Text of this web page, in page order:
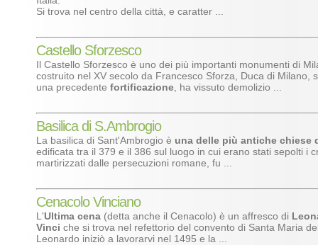
Si trova nel centro della città, e caratter ...
Castello Sforzesco
Il Castello Sforzesco è uno dei più importanti monumenti di
costruito nel XV secolo da Francesco Sforza, Duca di Milano,
una precedente fortificazione , ha vissuto demolizio ...
Basilica di S.Ambrogio
La basilica di Sant'Ambrogio è una delle più antiche chiese
edificata tra il 379 e il 386 sul luogo in cui erano stati sepolti i
martirizzati dalle persecuzioni romane, fu ...
Cenacolo Vinciano
L'Ultima cena (detta anche il Cenacolo) è un affresco di
Vinci che si trova nel refettorio del convento di Santa Maria
Leonardo iniziò a lavorarvi nel 1495 e la ...